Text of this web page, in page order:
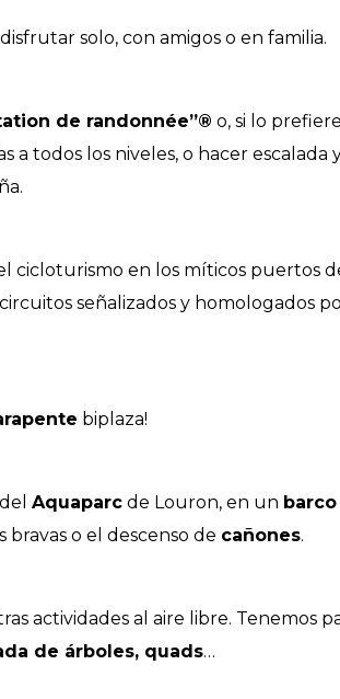
solo, con amigos o en familia.
de randonnée”® o, si lo
a todos los niveles, o hacer escalada
cicloturismo en los míticos puertos
señalizados y homologados
biplaza!
Aquaparc de Louron, en un barco
bravas o el descenso de cañones.
actividades al aire libre. Tenemos
de árboles, quads…